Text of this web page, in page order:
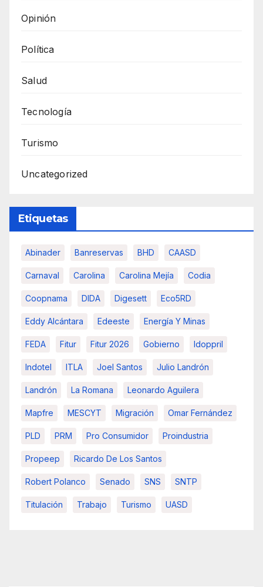
Opinión
Política
Salud
Tecnología
Turismo
Uncategorized
Etiquetas
Abinader Banreservas BHD CAASD
Carnaval Carolina Carolina Mejía Codia
Coopnama DIDA Digesett Eco5RD
Eddy Alcántara Edeeste Energía Y Minas
FEDA Fitur Fitur 2026 Gobierno Idoppril
Indotel ITLA Joel Santos Julio Landrón
Landrón La Romana Leonardo Aguilera
Mapfre MESCYT Migración Omar Fernández
PLD PRM Pro Consumidor Proindustria
Propeep Ricardo De Los Santos
Robert Polanco Senado SNS SNTP
Titulación Trabajo Turismo UASD